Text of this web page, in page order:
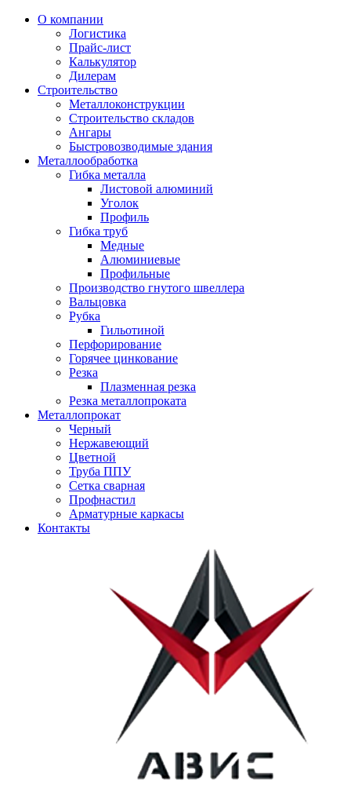
О компании
Логистика
Прайс-лист
Калькулятор
Дилерам
Строительство
Металлоконструкции
Строительство складов
Ангары
Быстровозводимые здания
Металлообработка
Гибка металла
Листовой алюминий
Уголок
Профиль
Гибка труб
Медные
Алюминиевые
Профильные
Производство гнутого швеллера
Вальцовка
Рубка
Гильотиной
Перфорирование
Горячее цинкование
Резка
Плазменная резка
Резка металлопроката
Металлопрокат
Черный
Нержавеющий
Цветной
Труба ППУ
Сетка сварная
Профнастил
Арматурные каркасы
Контакты